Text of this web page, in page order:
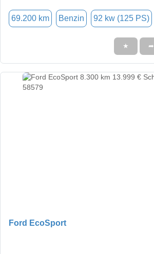
69.200 km Benzin 92 kw (125 PS)
★ ➦
Ford EcoSport